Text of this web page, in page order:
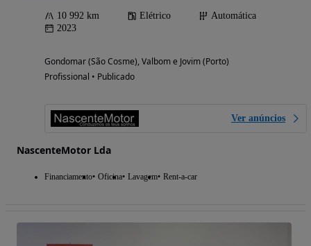
10 992 km Elétrico
Automática
2023
Gondomar (São Cosme), Valbom e Jovim (Porto)
Profissional • Publicado
Ver anúncios
NascenteMotor Lda
Financiamento Oficina Lavagem Rent-a-car